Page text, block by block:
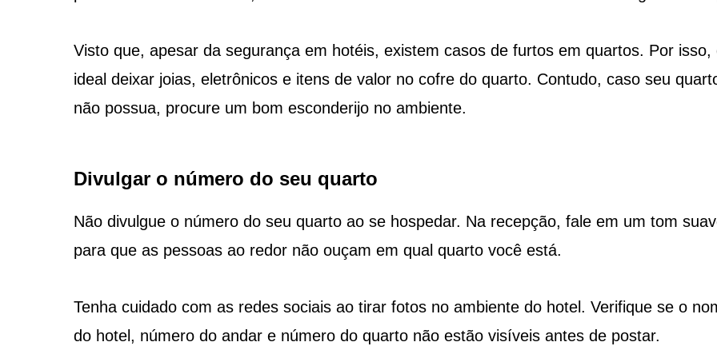
Visto que, apesar da segurança em hotéis, existem casos de furtos em quartos. Por isso,
ideal deixar joias, eletrônicos e itens de valor no cofre do quarto. Contudo, caso seu
não possua, procure um bom esconderijo no ambiente.
Divulgar o número do seu quarto
Não divulgue o número do seu quarto ao se hospedar. Na recepção, fale em um tom
para que as pessoas ao redor não ouçam em qual quarto você está.
Tenha cuidado com as redes sociais ao tirar fotos no ambiente do hotel. Verifique se o
do hotel, número do andar e número do quarto não estão visíveis antes de postar.